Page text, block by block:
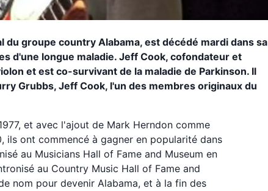
groupe country Alabama, est décédé mardi dans sa
d'une longue maladie. Jeff Cook, cofondateur et
et est co-survivant de la maladie de Parkinson. Il
Grubbs, Jeff Cook, l'un des membres originaux du
et avec l'ajout de Mark Herndon comme
ils ont commencé à gagner en popularité dans
au Musicians Hall of Fame and Museum en
au Country Music Hall of Fame and
nom pour devenir Alabama, et à la fin des